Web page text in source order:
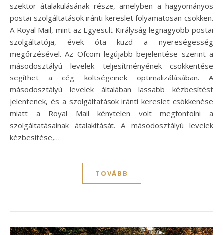
szektor átalakulásának része, amelyben a hagyományos
postai szolgáltatások iránti kereslet folyamatosan csökken.
A Royal Mail, mint az Egyesült Királyság legnagyobb postai
szolgáltatója, évek óta küzd a nyereségesség
megőrzésével. Az Ofcom legújabb bejelentése szerint a
másodosztályú levelek teljesítményének csökkentése
segíthet a cég költségeinek optimalizálásában. A
másodosztályú levelek általában lassabb kézbesítést
jelentenek, és a szolgáltatások iránti kereslet csökkenése
miatt a Royal Mail kénytelen volt megfontolni a
szolgáltatásainak átalakítását. A másodosztályú levelek
kézbesítése,…
TOVÁBB